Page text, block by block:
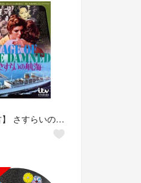
★【中古】 さすらいの航海 [レンタル落ち] [DVD]